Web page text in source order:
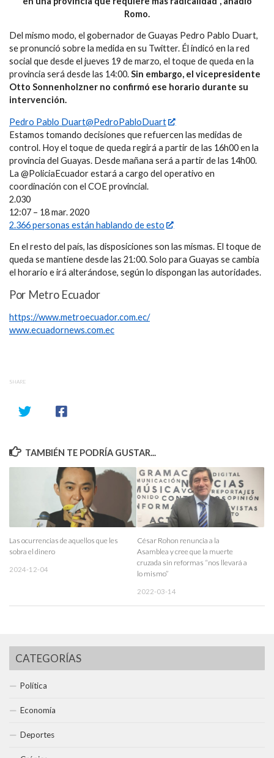
Romo.
Del mismo modo, el gobernador de Guayas Pedro Pablo Duart,
se pronunció sobre la medida en su Twitter. Él indicó en la red
social que desde el jueves 19 de marzo, el toque de queda en la
provincia será desde las 14:00.Sin embargo, el vicepresidente
Otto Sonnenholzner no confirmó ese horario durante su
intervención.
Pedro Pablo Duart@PedroPabloDuart
Estamos tomando decisiones que refuercen las medidas de
control. Hoy el toque de queda regirá a partir de las 16h00 en la
provincia del Guayas. Desde mañana será a partir de las 14h00.
La @PoliciaEcuador estará a cargo del operativo en
coordinación con el COE provincial.
2.030
12:07 – 18 mar. 2020
2.366 personas están hablando de esto
En el resto del país, las disposiciones son las mismas. El toque de
queda se mantiene desde las 21:00. Solo para Guayas se cambia
el horario e irá alterándose, según lo dispongan las autoridades.
Por Metro Ecuador
https://www.metroecuador.com.ec/
www.ecuadornews.com.ec
SHARE
TAMBIÉN TE PODRÍA GUSTAR...
Las ocurrencias de aquellos que les
sobra el dinero
2024-12-04
César Rohon renuncia a la
Asamblea y cree que la muerte
cruzada sin reformas “nos llevará a
lo mismo”
2022-03-14
CATEGORÍAS
Política
Economía
Deportes